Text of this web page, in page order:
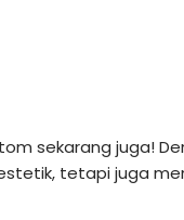
sekarang juga!
tetapi juga